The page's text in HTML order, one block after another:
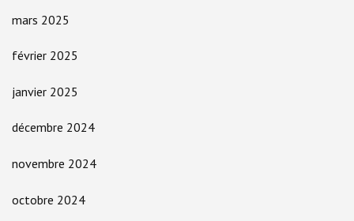
mars 2025
février 2025
janvier 2025
décembre 2024
novembre 2024
octobre 2024